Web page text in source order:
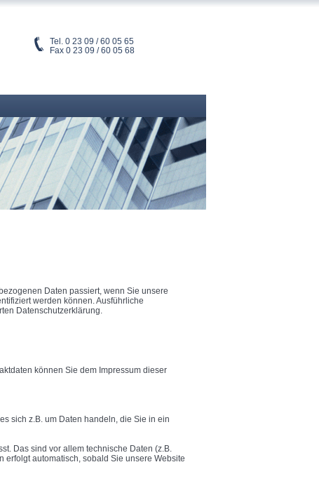
Tel. 0 23 09 / 60 05 65
Fax 0 23 09 / 60 05 68
Daten passiert, wenn Sie unsere
werden können. Ausführliche
Datenschutzerklärung.
können Sie dem Impressum dieser
sich z.B. um Daten handeln, die Sie in ein
Das sind vor allem technische Daten (z.B.
erfolgt automatisch, sobald Sie unsere Website